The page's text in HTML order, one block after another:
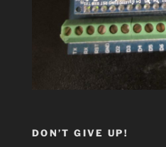
DON’T GIVE UP!